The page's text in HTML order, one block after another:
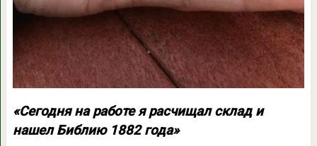
«Сегодня на работе я расчищал склад и
нашел Библию 1882 года»